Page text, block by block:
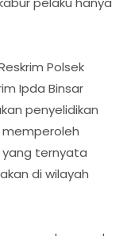
Polsek
Ipda Binsar
penyelidikan
memperoleh
yang ternyata
di wilayah